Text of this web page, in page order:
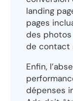
landing
pages
des
de contact
Enfin,
dépenses